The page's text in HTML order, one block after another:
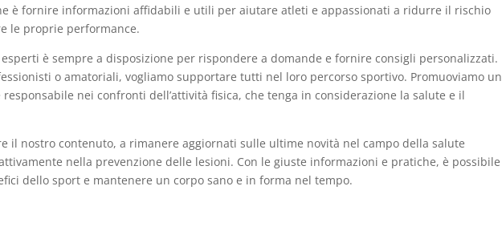
è fornire informazioni affidabili e utili per aiutare atleti e appassionati a ridurre il rischio
le proprie performance.
è sempre a disposizione per rispondere a domande e fornire consigli personalizzati.
o amatoriali, vogliamo supportare tutti nel loro percorso sportivo. Promuoviamo un
responsabile nei confronti dell’attività fisica, che tenga in considerazione la salute e il
il nostro contenuto, a rimanere aggiornati sulle ultime novità nel campo della salute
nella prevenzione delle lesioni. Con le giuste informazioni e pratiche, è possibile
dello sport e mantenere un corpo sano e in forma nel tempo.